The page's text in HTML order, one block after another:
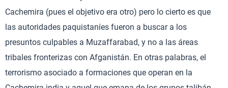
Cachemira (pues el objetivo era otro) pero lo cierto es que
las autoridades paquistaníes fueron a buscar a los
presuntos culpables a Muzaffarabad, y no a las áreas
tribales fronterizas con Afganistán. En otras palabras, el
terrorismo asociado a formaciones que operan en la